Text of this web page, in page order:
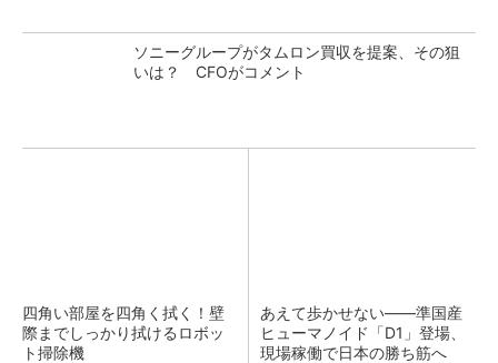
ソニーグループがタムロン買収を提案、その狙
いは？ CFOがコメント
四角い部屋を四角く拭く！壁
際までしっかり拭けるロボッ
ト掃除機
あえて歩かせない――準国産
ヒューマノイド「D1」登場、
現場稼働で日本の勝ち筋へ